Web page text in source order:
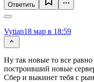
Ответить
Vytian18 мар в 18:59
Ну так новые то все
построивший новые
Сбер и выкинет тебя с